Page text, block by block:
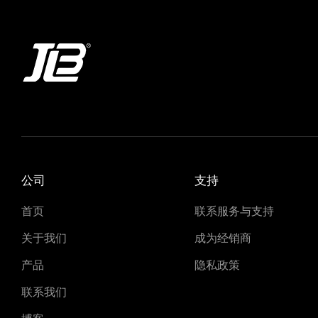
公司
首页
关于我们
产品
联系我们
支持
联系服务与支持
成为经销商
隐私政策